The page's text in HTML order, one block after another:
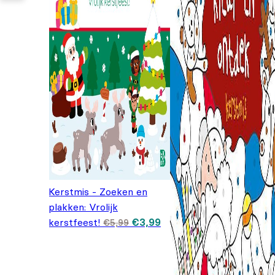
Kerstmis - Zoeken en
plakken: Vrolijk
kerstfeest! €5,99 Oorspronkelijke prijs was:
€3,99Huidige prijs is: €3,99.